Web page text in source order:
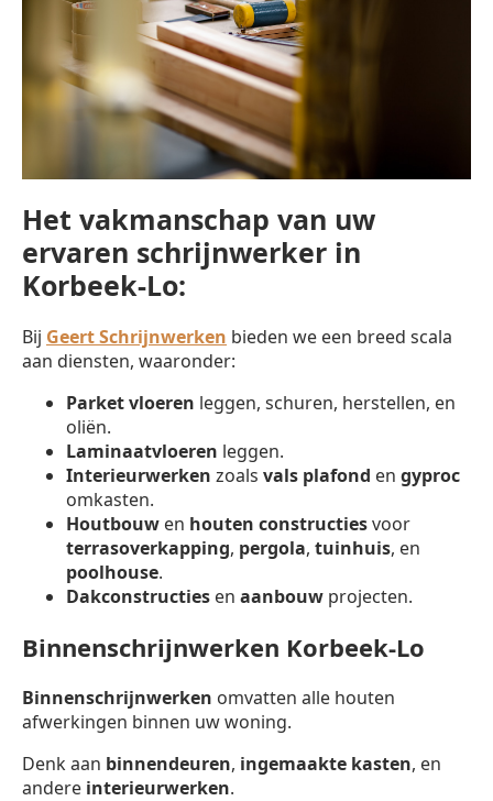
Het vakmanschap van uw
ervaren schrijnwerker in
Korbeek-Lo:
Bij Geert Schrijnwerken bieden we een breed scala
aan diensten, waaronder:
Parket vloeren leggen, schuren, herstellen, en
oliën.
Laminaatvloeren leggen.
Interieurwerken zoals vals plafond en gyproc
omkasten.
Houtbouw en houten constructiesvoor
terrasoverkapping, pergola, tuinhuis, en
poolhouse.
Dakconstructies en aanbouw projecten.
Binnenschrijnwerken Korbeek-Lo
Binnenschrijnwerken omvatten alle houten
afwerkingen binnen uw woning.
Denk aan binnendeuren, ingemaakte kasten, en
andere interieurwerken.